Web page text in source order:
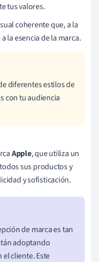
tus valores.
coherente que, a la
la esencia de la marca.
diferentes estilos de
con tu audiencia
Apple, que utiliza un
sus productos y
y sofisticación.
de marca es tan
adoptando
cliente. Este